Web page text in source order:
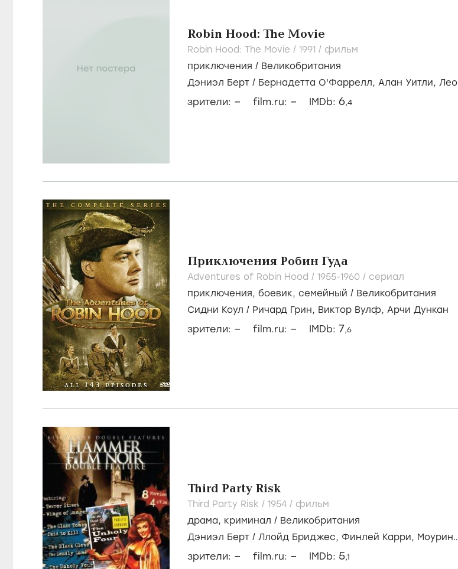
Robin Hood: The Movie
Robin Hood: The Movie / 1991 / фильм
приключения / Великобритания
Дэниэл Берт / Бернадетта О'Фаррелл, Алан Уитли, Лео
зрители: – film.ru: – IMDb: 6,4
Приключения Робин Гуда
Adventures of Robin Hood / 1955-1960 / сериал
приключения, боевик, семейный / Великобритания
Сидни Коул / Ричард Грин, Виктор Вулф, Арчи Дункан
зрители: – film.ru: – IMDb: 7,6
Third Party Risk
Third Party Risk / 1954 / фильм
драма, криминал / Великобритания
Дэниэл Берт / Ллойд Бриджес, Финлей Карри, Моурин
зрители: – film.ru: – IMDb: 5,1